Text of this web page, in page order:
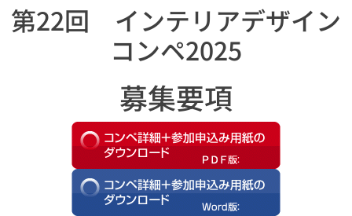
第22回 インテリアデザイン
コンペ2025
募集要項